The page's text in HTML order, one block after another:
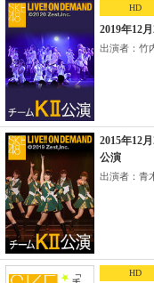
HD
2019年12
出演者：竹
2015年12
公演
出演者：青
HD